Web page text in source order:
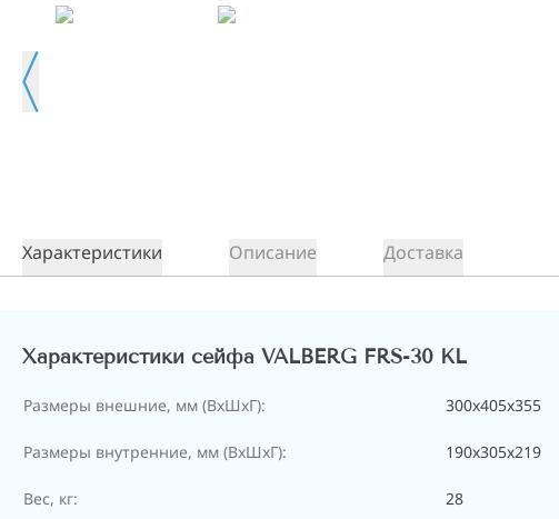
Характеристики Описание Доставка
Характеристики сейфа VALBERG FRS-30 KL
Размеры внешние, мм (ВхШхГ): 300x405x355
Размеры внутренние, мм (ВхШхГ): 190x305x219
Вес, кг: 28